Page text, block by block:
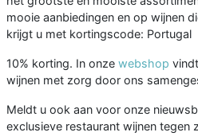
mooie aanbiedingen en op wijnen
krijgt u met kortingscode: Portugal
10% korting. In onze webshop
wijnen met zorg door ons
Meldt u ook aan voor onze
exclusieve restaurant wijnen tegen